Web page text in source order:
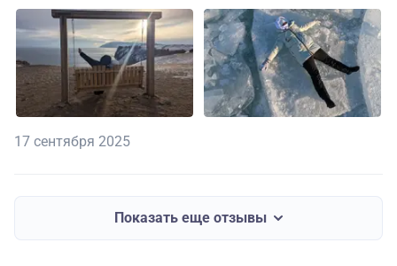
17 сентября 2025
Показать еще отзывы